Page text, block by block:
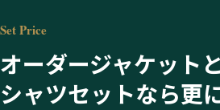
Set Price
オーダージャケットと
シャツセットなら更